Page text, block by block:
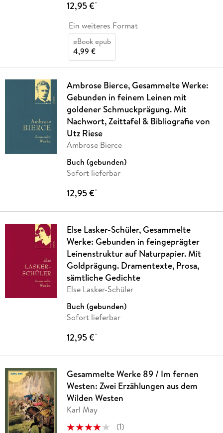
12,95 €*
Ein weiteres Format
eBook epub
4,99 €
Ambrose Bierce, Gesammelte Werke:
Gebunden in feinem Leinen mit
goldener Schmuckprägung. Mit
Nachwort, Zeittafel & Bibliografie von
Utz Riese
Ambrose Bierce
Buch (gebunden)
Sofort lieferbar
12,95 €*
Else Lasker-Schüler, Gesammelte
Werke: Gebunden in feingeprägter
Leinenstruktur auf Naturpapier. Mit
Goldprägung. Dramentexte, Prosa,
sämtliche Gedichte
Else Lasker-Schüler
Buch (gebunden)
Sofort lieferbar
12,95 €*
Gesammelte Werke 89 / Im fernen
Westen: Zwei Erzählungen aus dem
Wilden Westen
Karl May
(1)